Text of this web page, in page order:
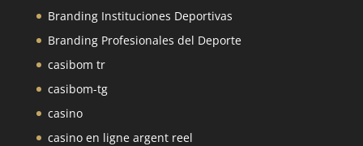
Branding Instituciones Deportivas
Branding Profesionales del Deporte
casibom tr
casibom-tg
casino
casino en ligne argent reel